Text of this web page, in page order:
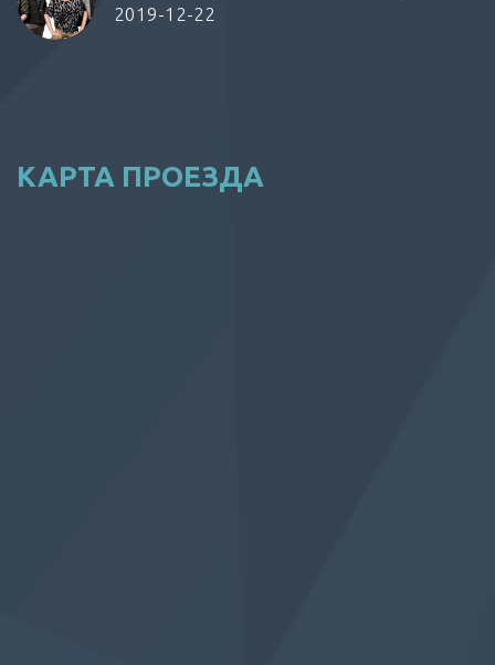
2019-12-22
КАРТА ПРОЕЗДА